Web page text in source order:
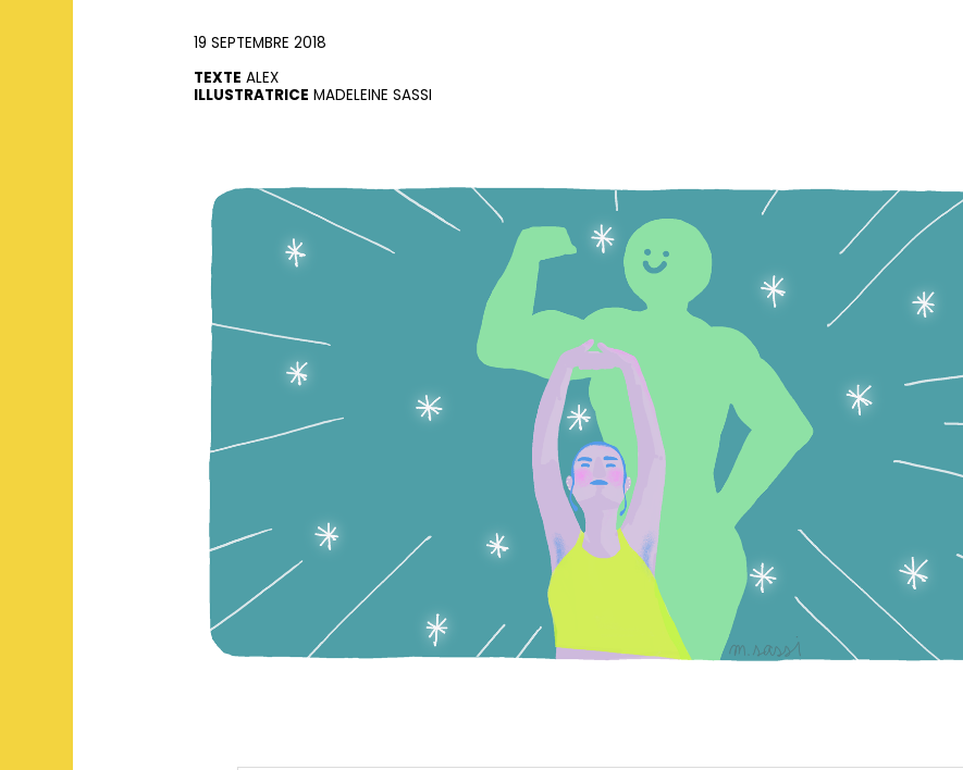
19 SEPTEMBRE 2018
TEXTE ALEX
ILLUSTRATRICE MADELEINE SASSI